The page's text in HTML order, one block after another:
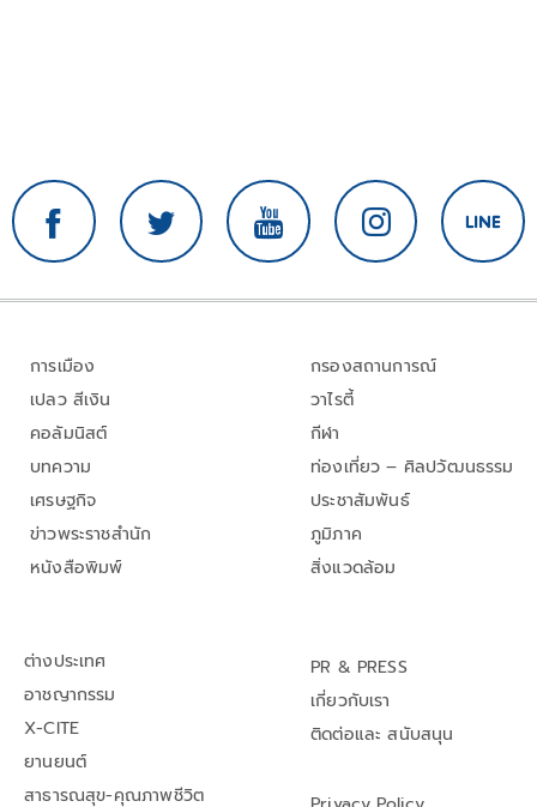
การเมือง
เปลว สีเงิน
คอลัมนิสต์
บทความ
เศรษฐกิจ
ข่าวพระราชสำนัก
หนังสือพิมพ์
กรองสถานการณ์
วาไรตี้
กีฬา
ท่องเที่ยว – ศิลปวัฒนธรรม
ประชาสัมพันธ์
ภูมิภาค
สิ่งแวดล้อม
ต่างประเทศ
อาชญากรรม
X-CITE
ยานยนต์
สาธารณสุข-คุณภาพชีวิต
PR & PRESS
เกี่ยวกับเรา
ติดต่อและ สนับสนุน